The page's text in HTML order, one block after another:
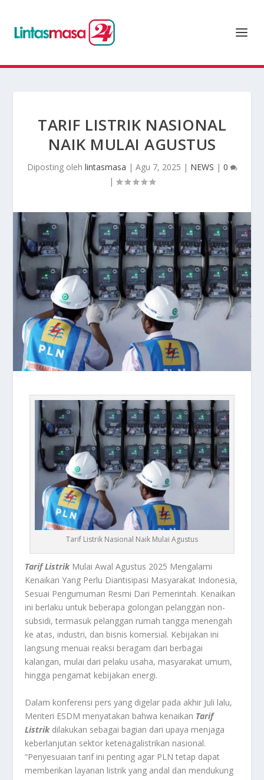
TARIF LISTRIK NASIONAL
NAIK MULAI AGUSTUS
Diposting oleh lintasmasa | Agu 7, 2025 | NEWS | 0
|
Tarif Listrik Nasional Naik Mulai Agustus
Tarif ListrikMulai Awal Agustus 2025 Mengalami
Kenaikan Yang Perlu Diantisipasi Masyarakat Indonesia,
Sesuai Pengumuman Resmi Dari Pemerintah. Kenaikan
ini berlaku untuk beberapa golongan pelanggan non-
subsidi, termasuk pelanggan rumah tangga menengah
ke atas, industri, dan bisnis komersial. Kebijakan ini
langsung menuai reaksi beragam dari berbagai
kalangan, mulai dari pelaku usaha, masyarakat umum,
hingga pengamat kebijakan energi.
Dalam konferensi pers yang digelar pada akhir Juli lalu,
Menteri ESDM menyatakan bahwa kenaikan Tarif
Listrikdilakukan sebagai bagian dari upaya menjaga
keberlanjutan sektor ketenagalistrikan nasional.
“Penyesuaian tarif ini penting agar PLN tetap dapat
memberikan layanan listrik yang andal dan mendukung